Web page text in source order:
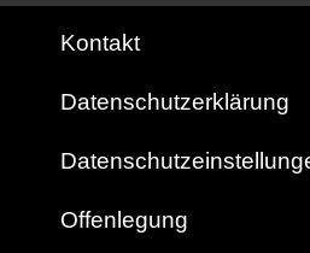
Kontakt
Datenschutzerklärung
Offenlegung